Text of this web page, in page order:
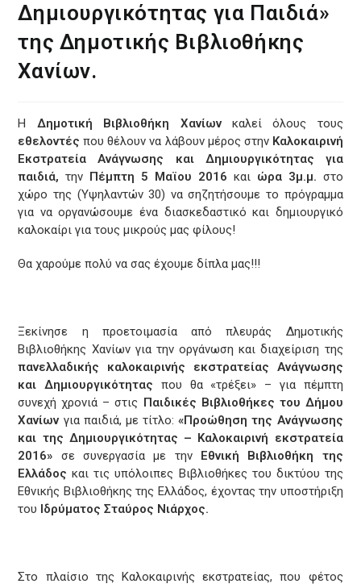
Δημιουργικότητας για Παιδιά»
της Δημοτικής Βιβλιοθήκης
Χανίων.
Η Δημοτική Βιβλιοθήκη Χανίωνκαλεί όλους τους
εθελοντές που θέλουν να λάβουν μέρος στηνΚαλοκαιρινή
Εκστρατεία Ανάγνωσης και Δημιουργικότητας για
παιδιά, την Πέμπτη 5 Μαϊου 2016 και ώρα 3μ.μ. στο
χώρο της (Υψηλαντών 30) να σηζητήσουμε το πρόγραμμα
για να οργανώσουμε ένα διασκεδαστικό και δημιουργικό
καλοκαίρι για τους μικρούς μας φίλους!
Θα χαρούμε πολύ να σας έχουμε δίπλα μας!!!
Ξεκίνησε η προετοιμασία από πλευράς Δημοτικής
Βιβλιοθήκης Χανίων για την οργάνωση και διαχείριση της
πανελλαδικής καλοκαιρινής εκστρατείας Ανάγνωσης
και Δημιουργικότητας που θα «τρέξει» – για πέμπτη
συνεχή χρονιά – στις Παιδικές Βιβλιοθήκες του Δήμου
Χανίων για παιδιά, με τίτλο:«Προώθηση της Ανάγνωσης
και της Δημιουργικότητας – Καλοκαιρινή εκστρατεία
2016» σε συνεργασία με την Εθνική Βιβλιοθήκη της
Ελλάδος και τις υπόλοιπες Βιβλιοθήκες του δικτύου της
Εθνικής Βιβλιοθήκης της Ελλάδος, έχοντας την υποστήριξη
του Ιδρύματος Σταύρος Νιάρχος.
Στο πλαίσιο της Καλοκαιρινής εκστρατείας, που φέτος